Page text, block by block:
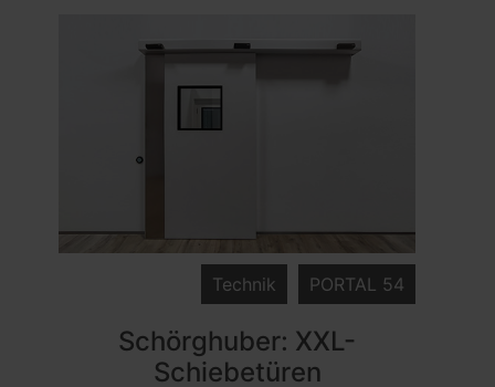
PORTAL 54
Technik
Schörghuber: XXL-
Schiebetüren